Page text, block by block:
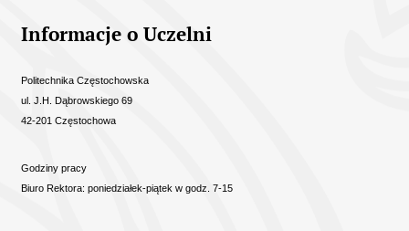
Informacje kontaktowe
Informacje o Uczelni
Politechnika Częstochowska
ul. J.H. Dąbrowskiego 69
42-201 Częstochowa
Godziny pracy
Biuro Rektora: poniedziałek-piątek w godz. 7-15